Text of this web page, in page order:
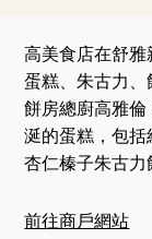
高美食店在舒
蛋糕、朱古力
餅房總廚高雅
涎的蛋糕，包
杏仁榛子朱古力
前往商戶網站